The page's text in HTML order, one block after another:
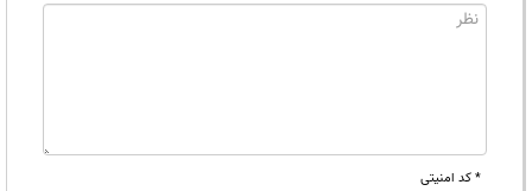
* کد امنیتی